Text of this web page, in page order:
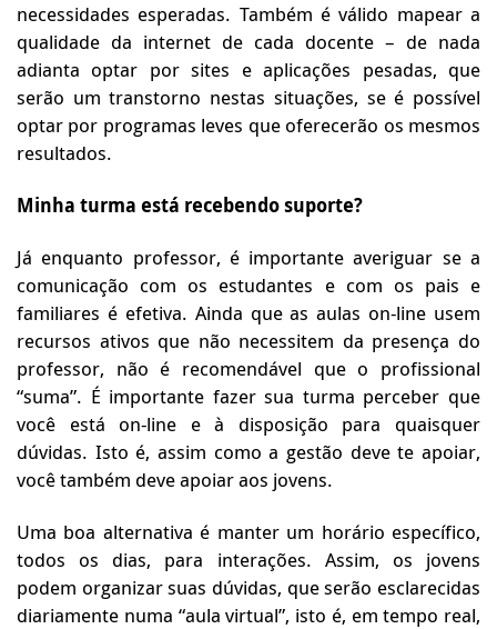
necessidades esperadas. Também é válido mapear a
qualidade da internet de cada docente – de nada
adianta optar por sites e aplicações pesadas, que
serão um transtorno nestas situações, se é possível
optar por programas leves que oferecerão os mesmos
resultados.
Minha turma está recebendo suporte?
Já enquanto professor, é importante averiguar se a
comunicação com os estudantes e com os pais e
familiares é efetiva. Ainda que as aulas on-line usem
recursos ativos que não necessitem da presença do
professor, não é recomendável que o profissional
“suma”. É importante fazer sua turma perceber que
você está on-line e à disposição para quaisquer
dúvidas. Isto é, assim como a gestão deve te apoiar,
você também deve apoiar aos jovens.
Uma boa alternativa é manter um horário específico,
todos os dias, para interações. Assim, os jovens
podem organizar suas dúvidas, que serão esclarecidas
diariamente numa “aula virtual”, isto é, em tempo real,